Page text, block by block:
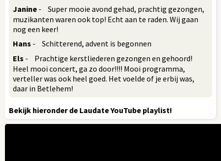
Janine - Super mooie avond gehad, prachtig gezongen,
muzikanten waren ook top! Echt aan te raden. Wij gaan
nog een keer!
Hans - Schitterend, advent is begonnen
Els - Prachtige kerstliederen gezongen en gehoord!
Heel mooi concert, ga zo door!!!! Mooi programma,
verteller was ook heel goed. Het voelde of je erbij was,
daar in Betlehem!
Bekijk hieronder de Laudate YouTube playlist!